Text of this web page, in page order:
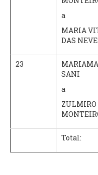
a
MARIA
DAS
23
SANI
a
Total: